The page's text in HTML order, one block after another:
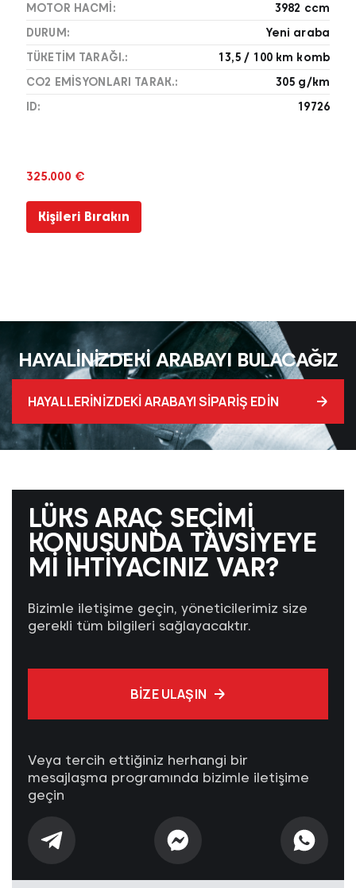
MOTOR HACMI:
3982 ccm
DURUM:
Yeni araba
TÜKETIM TARAĞI.:
13,5 / 100 km komb
CO2 EMISYONLARI TARAK.:
305 g/km
ID:
19726
325.000 €
Kişileri Bırakın
HAYALINIZDEKI ARABAYI BULACAĞIZ
HAYALLERINIZDEKI ARABAYI SIPARIŞ EDIN
LÜKS ARAÇ SEÇIMI
KONUSUNDA TAVSIYEYE
MI IHTIYACINIZ VAR?
Bizimle iletişime geçin, yöneticilerimiz size
gerekli tüm bilgileri sağlayacaktır.
BIZE ULAŞIN
Veya tercih ettiğiniz herhangi bir
mesajlaşma programında bizimle iletişime
geçin